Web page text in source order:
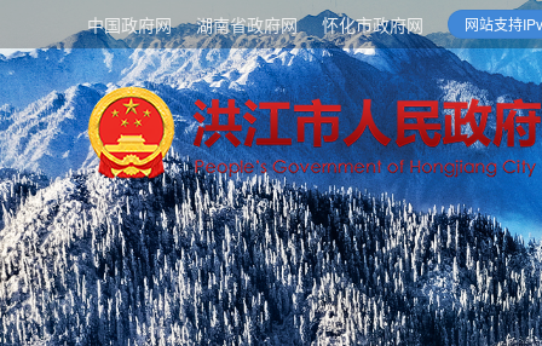
中国政府网 湖南省政府网 怀化市政府网 网站支持